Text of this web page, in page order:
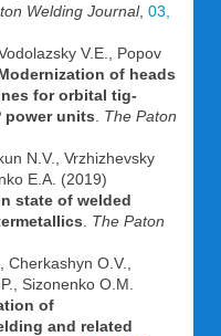
Welding Journal, 03,
V.E., Popov
of heads
for orbital tig-
power units
The Paton
N.V., Vrzhizhevsky
E.A. (2019)
state of welded
The Paton
O.V.,
Sizonenko O.M.
of
and related